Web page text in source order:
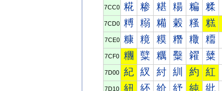
7CC0 糀 糁 糂 糃 糄 糅
7CD0 糐 糑 糒 糓 糔 糕
7CE0 糠 糡 糢 糣 糤 糥
7CF0 糰 糱 糲 糳 糴 糵
7D00 紀 紁 紂 紃 約 紅
7D10 紐 紑 紒 紓 純 紕